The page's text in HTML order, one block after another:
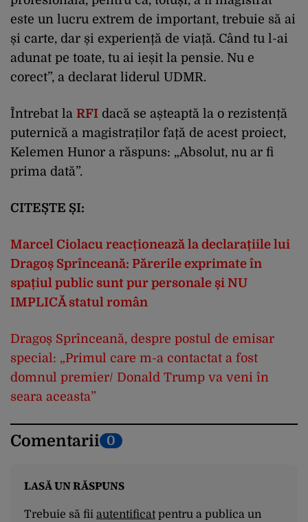
este un lucru extrem de important, trebuie să ai
și carte, dar și experiență de viață. Când tu l-ai
adunat pe toate, tu ai ieșit la pensie. Nu e
corect”, a declarat liderul UDMR.
Întrebat la RFI dacă se așteaptă la o rezistență
puternică a magistraților față de acest proiect,
Kelemen Hunor a răspuns: „Absolut, nu ar fi
prima dată”.
CITEȘTE ȘI:
Marcel Ciolacu reacționează la declarațiile lui
Dragoș Sprînceană: Părerile exprimate în
spațiul public sunt pur personale și NU
IMPLICĂ statul român
Dragoș Sprînceană, despre postul de emisar
special: „Primul care m-a contactat a fost
domnul premier/ Donald Trump va veni în
seara aceasta”
Comentarii 0
LASĂ UN RĂSPUNS
Trebuie să fii autentificatpentru a publica un